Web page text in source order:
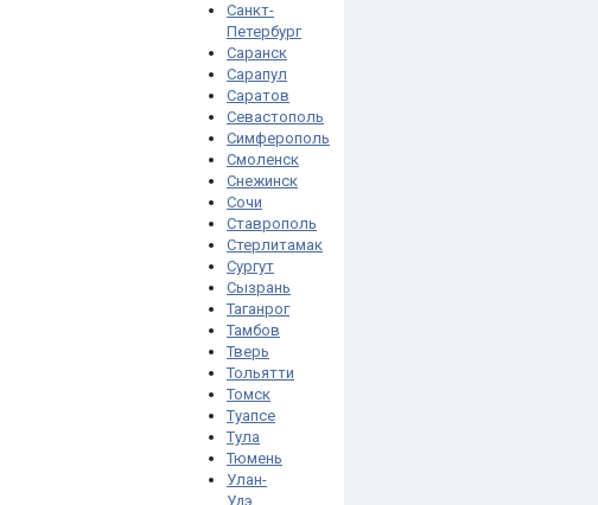
Санкт-
Петербург
Саранск
Сарапул
Саратов
Севастополь
Симферополь
Смоленск
Снежинск
Сочи
Ставрополь
Стерлитамак
Сургут
Сызрань
Таганрог
Тамбов
Тверь
Тольятти
Томск
Туапсе
Тула
Тюмень
Улан-
Удэ